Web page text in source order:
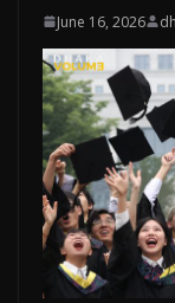
g
l
a
d
e
s
h
June 16, 2026